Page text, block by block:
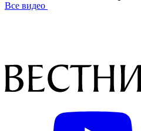
Все видео